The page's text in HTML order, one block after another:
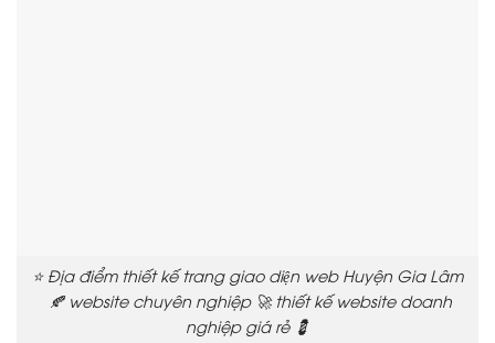
⭐ Địa điểm thiết kế trang giao diện web Huyện Gia Lâm
🍂 website chuyên nghiệp 🚀 thiết kế website doanh
nghiệp giá rẻ 💈